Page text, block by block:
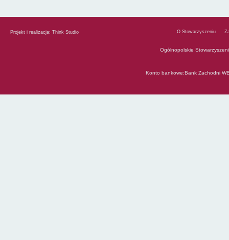
Projekt i realizacja: Think Studio O Stowarzyszeniu
Ogólnopolskie
Konto bankowe:Bank Zachodni